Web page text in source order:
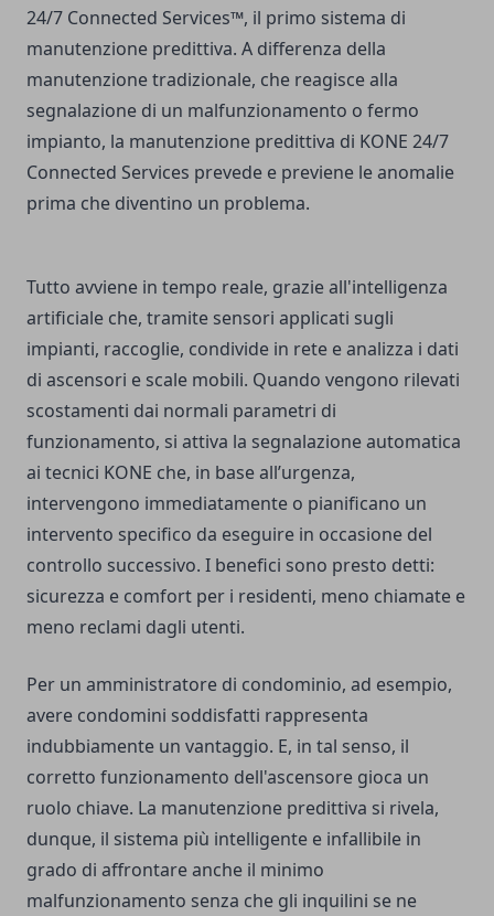
24/7 Connected Services™, il primo sistema di
manutenzione predittiva. A differenza della
manutenzione tradizionale, che reagisce alla
segnalazione di un malfunzionamento o fermo
impianto, la manutenzione predittiva di KONE 24/7
Connected Services prevede e previene le anomalie
prima che diventino un problema.
Tutto avviene in tempo reale, grazie all'intelligenza
artificiale che, tramite sensori applicati sugli
impianti, raccoglie, condivide in rete e analizza i dati
di ascensori e scale mobili. Quando vengono rilevati
scostamenti dai normali parametri di
funzionamento, si attiva la segnalazione automatica
ai tecnici KONE che, in base all’urgenza,
intervengono immediatamente o pianificano un
intervento specifico da eseguire in occasione del
controllo successivo. I benefici sono presto detti:
sicurezza e comfort per i residenti, meno chiamate e
meno reclami dagli utenti.
Per un amministratore di condominio, ad esempio,
avere condomini soddisfatti rappresenta
indubbiamente un vantaggio. E, in tal senso, il
corretto funzionamento dell'ascensore gioca un
ruolo chiave. La manutenzione predittiva si rivela,
dunque, il sistema più intelligente e infallibile in
grado di affrontare anche il minimo
malfunzionamento senza che gli inquilini se ne